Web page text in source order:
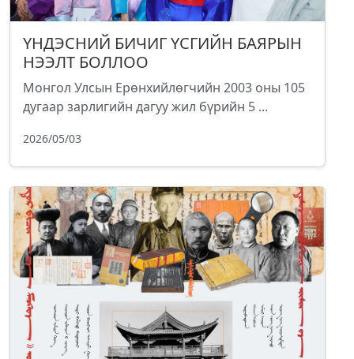
ҮНДЭСНИЙ БИЧИГ ҮСГИЙН БАЯРЫН
НЭЭЛТ БОЛЛОО
Монгол Улсын Ерөнхийлөгчийн 2003 оны 105
дугаар зарлигийн дагуу жил бүрийн 5 ...
2026/05/03